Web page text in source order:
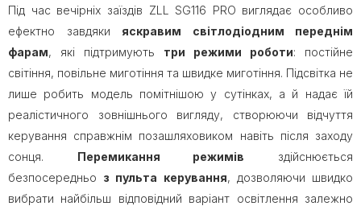
Під час вечірніх заїздів ZLL SG116 PRO виглядає особливо
ефектно завдяки яскравим світлодіодним переднім
фарам, які підтримують три режими роботи: постійне
світіння, повільне миготіння та швидке миготіння. Підсвітка не
лише робить модель помітнішою у сутінках, а й надає їй
реалістичного зовнішнього вигляду, створюючи відчуття
керування справжнім позашляховиком навіть після заходу
сонця. Перемикання режимів здійснюється
безпосередньо з пульта керування, дозволяючи швидко
вибрати найбільш відповідний варіант освітлення залежно